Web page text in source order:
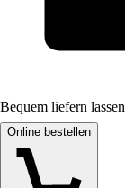
Bequem liefern lassen
Online bestellen